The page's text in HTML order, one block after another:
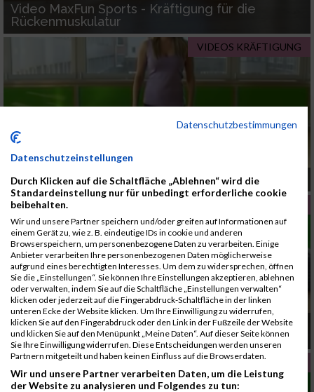
Video MaxFun Sports - Kräftigung für die
Rückenmuskulatur
VIDEOS KRÄFTIGUNG
Video MaxFun Sports - Koordinationsübung
Aus der Kräftigungs-Video-Serie von MaxFun
Sports: Crunch
VIDEOS KRÄFTIGUNG
Datenschutzbestimmungen
Datenschutzeinstellungen
Durch Klicken auf die Schaltfläche „Ablehnen“ wird die
Standardeinstellung nur für unbedingt erforderliche cookie
beibehalten.
Wir und unsere Partner speichern und/oder greifen auf Informationen auf
einem Gerät zu, wie z. B. eindeutige IDs in cookie und anderen
Browserspeichern, um personenbezogene Daten zu verarbeiten. Einige
Anbieter verarbeiten Ihre personenbezogenen Daten möglicherweise
aufgrund eines berechtigten Interesses. Um dem zu widersprechen, öffnen
Sie die „Einstellungen“. Sie können Ihre Einstellungen akzeptieren, ablehnen
oder verwalten, indem Sie auf die Schaltfläche „Einstellungen verwalten“
klicken oder jederzeit auf die Fingerabdruck-Schaltfläche in der linken
unteren Ecke der Website klicken. Um Ihre Einwilligung zu widerrufen,
klicken Sie auf den Fingerabdruck oder den Link in der Fußzeile der Website
und klicken Sie auf den Menüpunkt „Meine Daten“. Auf dieser Seite können
Sie Ihre Einwilligung widerrufen. Diese Entscheidungen werden unseren
Partnern mitgeteilt und haben keinen Einfluss auf die Browserdaten.
Wir und unsere Partner verarbeiten Daten, um die Leistung
der Website zu analysieren und Folgendes zu tun: